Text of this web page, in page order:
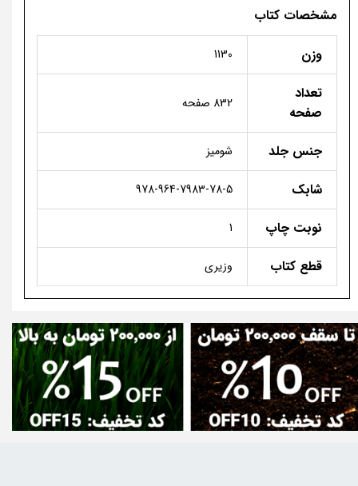
مشخصات کتاب
وزن
1130
تعداد
صفحه
832 صفحه
جنس جلد شومیز
شابک 978-964-7983-78-5
نوبت چاپ 1
قطع کتاب وزیری